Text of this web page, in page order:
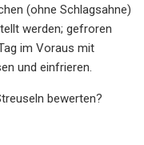
(ohne Schlagsahne)
werden; gefroren
im Voraus mit
und einfrieren.
bewerten?